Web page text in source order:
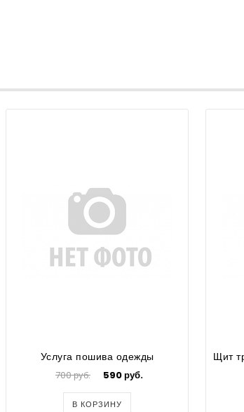
Услуга пошива одежды
700 руб. 590 руб.
В КОРЗИНУ